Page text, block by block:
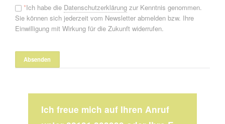
*Ich habe die Datenschutzerklärungzur Kenntnis genommen.
Sie können sich jederzeit vom Newsletter abmelden bzw. Ihre
Einwilligung mit Wirkung für die Zukunft widerrufen.
Ich freue mich auf Ihren Anruf